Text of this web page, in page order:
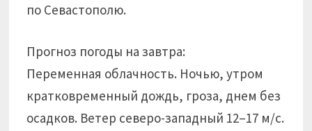
по Севастополю.
Прогноз погоды на завтра:
Переменная облачность. Ночью, утром
кратковременный дождь, гроза, днем без
осадков. Ветер северо-западный 12–17 м/с.